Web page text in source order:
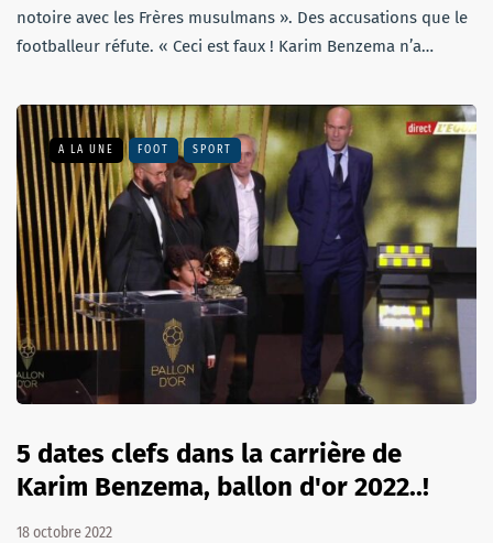
notoire avec les Frères musulmans ». Des accusations que le
footballeur réfute. « Ceci est faux ! Karim Benzema n’a…
A LA UNE FOOT SPORT
5 dates clefs dans la carrière de
Karim Benzema, ballon d'or 2022..!
18 octobre 2022